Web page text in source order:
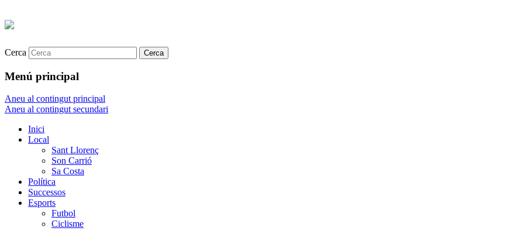
Cerca
Menú principal
Aneu al contingut principal
Aneu al contingut secundari
Inici
Local
Sant Llorenç
Son Carrió
Sa Costa
Política
Successos
Esports
Futbol
Ciclisme